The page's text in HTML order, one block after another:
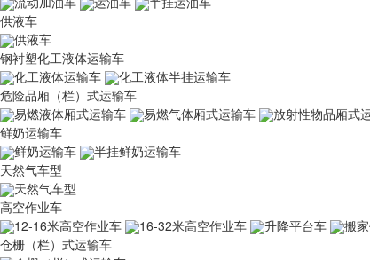
供液车
供液车
钢衬塑化工液体运输车
化工液体运输车
化工液体半挂运输车
危险品厢（栏）式运输车
易燃液体厢式运输车
易燃气体厢式运输车 放射性物品厢式
鲜奶运输车
鲜奶运输车
半挂鲜奶运输车
天然气车型
天然气车型
高空作业车
12-16米高空作业车
16-32米高空作业车 升降平台车
搬
仓栅（栏）式运输车